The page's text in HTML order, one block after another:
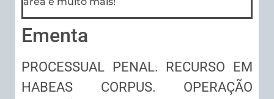
Ementa
PROCESSUAL PENAL. RECURSO EM
HABEAS CORPUS. OPERAÇÃO